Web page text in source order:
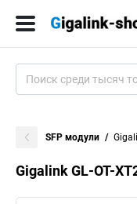
SFP модули
Gigalink GL-OT-